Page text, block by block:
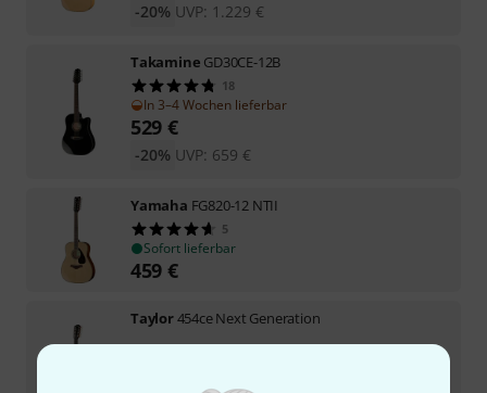
UVP: 1.229 €
-20%
Takamine GD30CE-12B
18
In 3–4 Wochen lieferbar
529 €
UVP: 659 €
-20%
Yamaha FG820-12 NTII
5
Sofort lieferbar
459 €
Taylor454ce Next Generation